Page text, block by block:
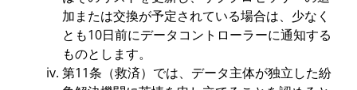
加または交換が予定されている場合は、少なく
とも10日前にデータコントローラーに通知する
ものとします。
第11条（救済）では、データ主体が独立した紛